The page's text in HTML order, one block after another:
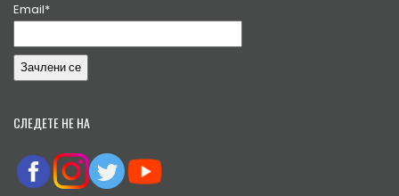
Email*
СЛЕДЕТЕ НЕ НА